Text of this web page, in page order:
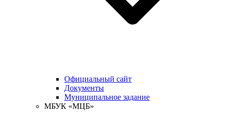
Официальный сайт
Документы
Муниципальное задание
МБУК «МЦБ»